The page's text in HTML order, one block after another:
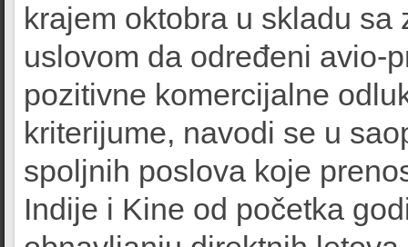
krajem oktobra u skladu
uslovom da određeni avio-
pozitivne komercijalne
kriterijume, navodi se u
spoljnih poslova koje
Indije i Kine od početka